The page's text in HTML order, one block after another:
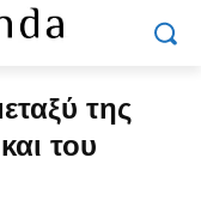
της
του